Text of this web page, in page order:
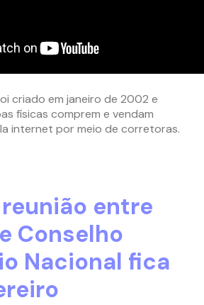
criado em janeiro de 2002 e
físicas comprem e vendam
internet por meio de corretoras.
entre
Conselho
Nacional fica